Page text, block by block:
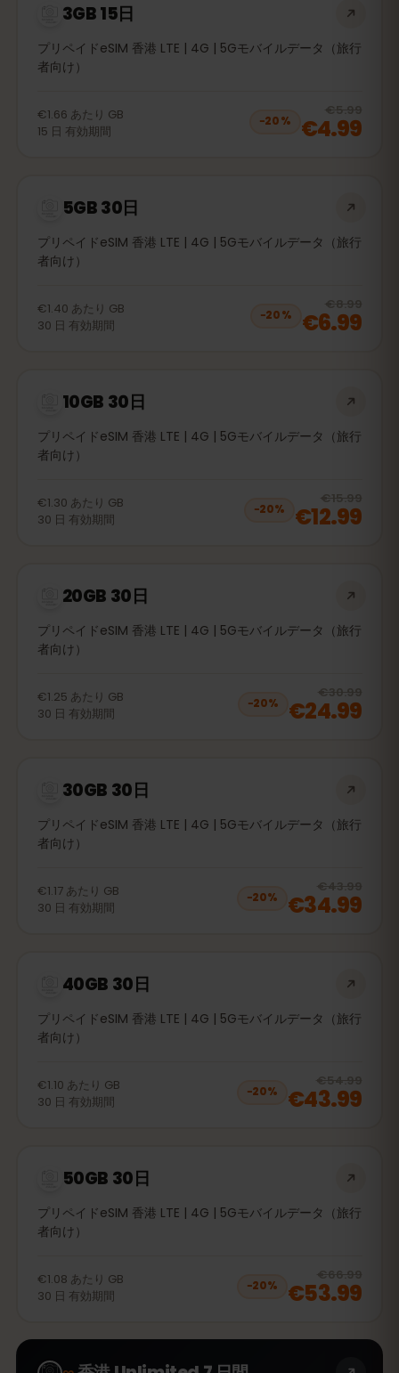
3GB 15日
プリペイドeSIM 香港 LTE | 4G | 5Gモバイルデータ（旅行
者向け）
€1.66 あたり GB
15 日 有効期間
−20%
€5.99
€4.99
5GB 30日
プリペイドeSIM 香港 LTE | 4G | 5Gモバイルデータ（旅行
者向け）
€1.40 あたり GB
30 日 有効期間
−20%
€8.99
€6.99
10GB 30日
プリペイドeSIM 香港 LTE | 4G | 5Gモバイルデータ（旅行
者向け）
€1.30 あたり GB
30 日 有効期間
−20%
€15.99
€12.99
20GB 30日
プリペイドeSIM 香港 LTE | 4G | 5Gモバイルデータ（旅行
者向け）
€1.25 あたり GB
30 日 有効期間
−20%
€30.99
€24.99
30GB 30日
プリペイドeSIM 香港 LTE | 4G | 5Gモバイルデータ（旅行
者向け）
€1.17 あたり GB
30 日 有効期間
−20%
€43.99
€34.99
40GB 30日
プリペイドeSIM 香港 LTE | 4G | 5Gモバイルデータ（旅行
者向け）
€1.10 あたり GB
30 日 有効期間
−20%
€54.99
€43.99
50GB 30日
プリペイドeSIM 香港 LTE | 4G | 5Gモバイルデータ（旅行
者向け）
€1.08 あたり GB
30 日 有効期間
−20%
€66.99
€53.99